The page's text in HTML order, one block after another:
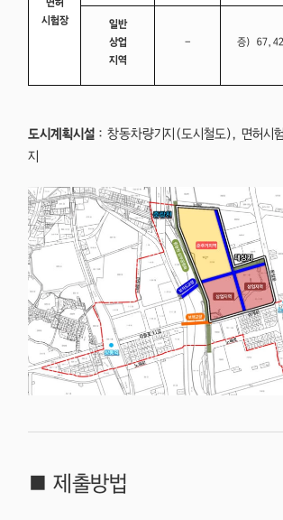
면허
시험장
일반
상업
지역
– 증)
도시계획시설: 창동차량기지(도시철도), 면허시
지
■ 제출방법